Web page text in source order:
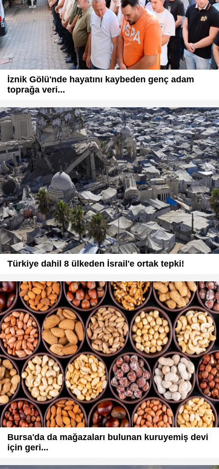
İznik Gölü'nde hayatını kaybeden genç adam
toprağa veri...
Türkiye dahil 8 ülkeden İsrail'e ortak tepki!
Bursa'da da mağazaları bulunan kuruyemiş devi
için geri...